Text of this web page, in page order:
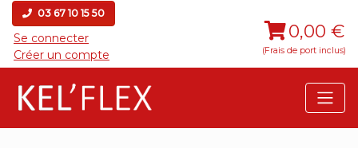
03 67 10 15 50
Se connecter
Créer un compte
0,00 €
(Frais de port inclus)